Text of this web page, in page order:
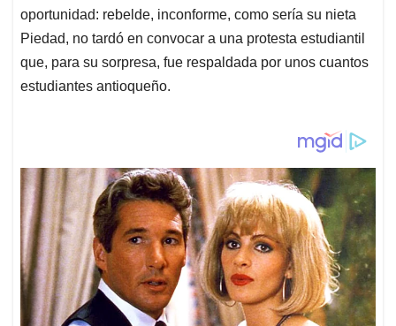
oportunidad: rebelde, inconforme, como sería su nieta
Piedad, no tardó en convocar a una protesta estudiantil
que, para su sorpresa, fue respaldada por unos cuantos
estudiantes antioqueño.